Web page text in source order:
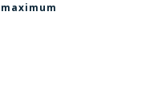
, maximum